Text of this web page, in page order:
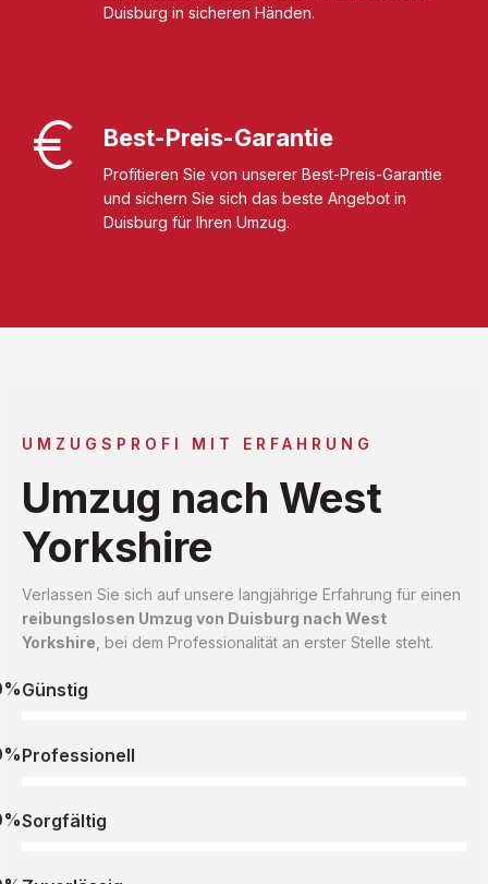
Duisburg in sicheren Händen.
Best-Preis-Garantie
Profitieren Sie von unserer Best-Preis-Garantie
und sichern Sie sich das beste Angebot in
Duisburg für Ihren Umzug.
UMZUGSPROFI MIT ERFAHRUNG
Umzug nach West
Yorkshire
Verlassen Sie sich auf unsere langjährige Erfahrung für einen
reibungslosen Umzug von Duisburg nach West
Yorkshire , bei dem Professionalität an erster Stelle steht.
Günstig
Professionell
Sorgfältig